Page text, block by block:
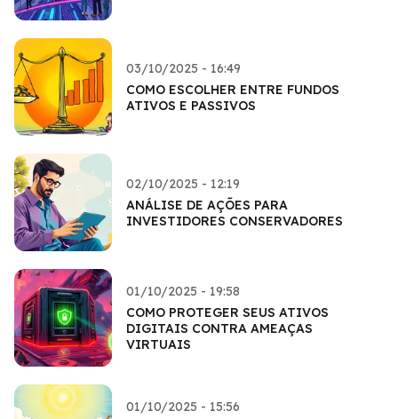
03/10/2025 - 16:49
COMO ESCOLHER ENTRE FUNDOS
ATIVOS E PASSIVOS
02/10/2025 - 12:19
ANÁLISE DE AÇÕES PARA
INVESTIDORES CONSERVADORES
01/10/2025 - 19:58
COMO PROTEGER SEUS ATIVOS
DIGITAIS CONTRA AMEAÇAS
VIRTUAIS
01/10/2025 - 15:56